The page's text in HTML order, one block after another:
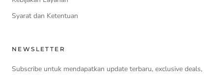
Syarat dan Ketentuan
NEWSLETTER
Subscribe untuk mendapatkan update terbaru, exclusive deals,